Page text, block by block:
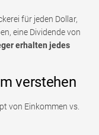
für jeden Dollar,
eine Dividende von
erhalten jedes
verstehen
von Einkommen vs.